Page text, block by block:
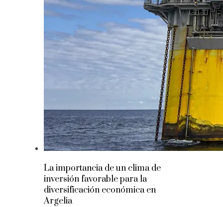
La importancia de un clima de
inversión favorable para la
diversificación económica en
Argelia